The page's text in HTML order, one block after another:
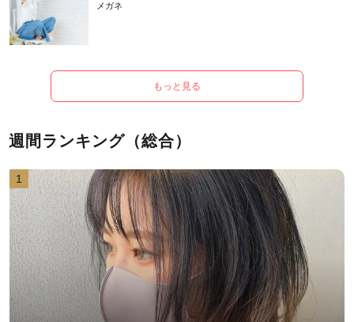
メガネ
もっと見る
週間ランキング（総合）
1